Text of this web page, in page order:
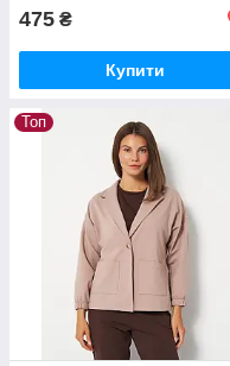
475 ₴
Купити
Топ